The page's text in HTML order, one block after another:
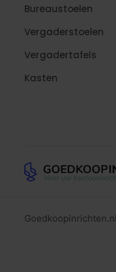
Bureaustoelen
Vergaderstoelen
Vergadertafels
Kasten